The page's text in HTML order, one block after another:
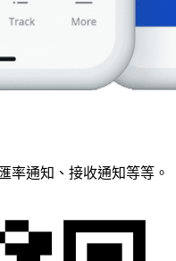
率通知、接收通知等等。